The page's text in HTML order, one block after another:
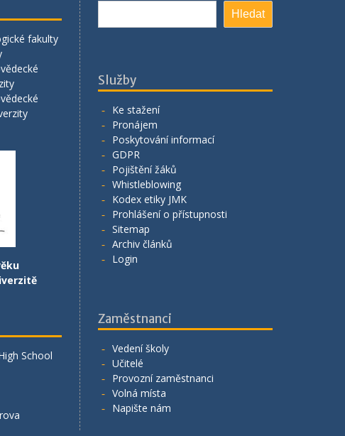
fakulty
School
Hledat
Služby
Ke stažení
Pronájem
Poskytování informací
GDPR
Pojištění žáků
Whistleblowing
Kodex etiky JMK
Prohlášení o přístupnosti
Sitemap
Archiv článků
Login
Zaměstnanci
Vedení školy
Učitelé
Provozní zaměstnanci
Volná místa
Napište nám